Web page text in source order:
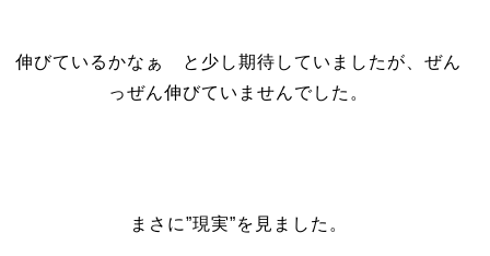
伸びているかなぁ と少し期待していましたが、ぜん
っぜん伸びていませんでした。
まさに”現実”を見ました。